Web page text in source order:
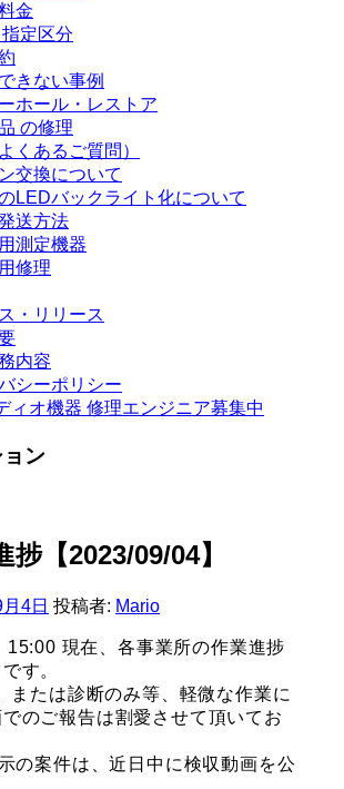
金
定区分
きない事例
ホール・レストア
の修理
くあるご質問）
交換について
LEDバックライト化について
送方法
測定機器
修理
・リリース
内容
シーポリシー
ィオ機器 修理エンジニア募集中
ン
【2023/09/04】
4日 投稿者: Mario
現在、各事業所の作業進捗
す。
または診断のみ等、軽微な作業に
のご報告は割愛させて頂いてお
の案件は、近日中に検収動画を公